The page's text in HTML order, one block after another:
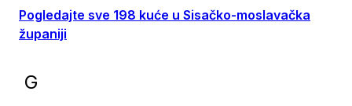
Pogledajte sve 198 kuće u Sisačko-moslavačka
županiji
G